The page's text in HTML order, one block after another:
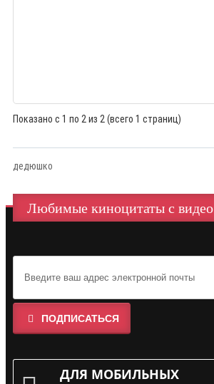
Показано с 1 по 2 из 2 (всего 1 страниц)
дедюшко
Любимые киноцитаты с видео
ПОДПИСАТЬСЯ
ДЛЯ МОБИЛЬНЫХ